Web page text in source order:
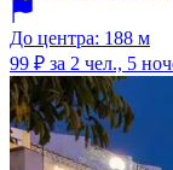
До центра: 188 м
99 ₽ за 2 чел., 5